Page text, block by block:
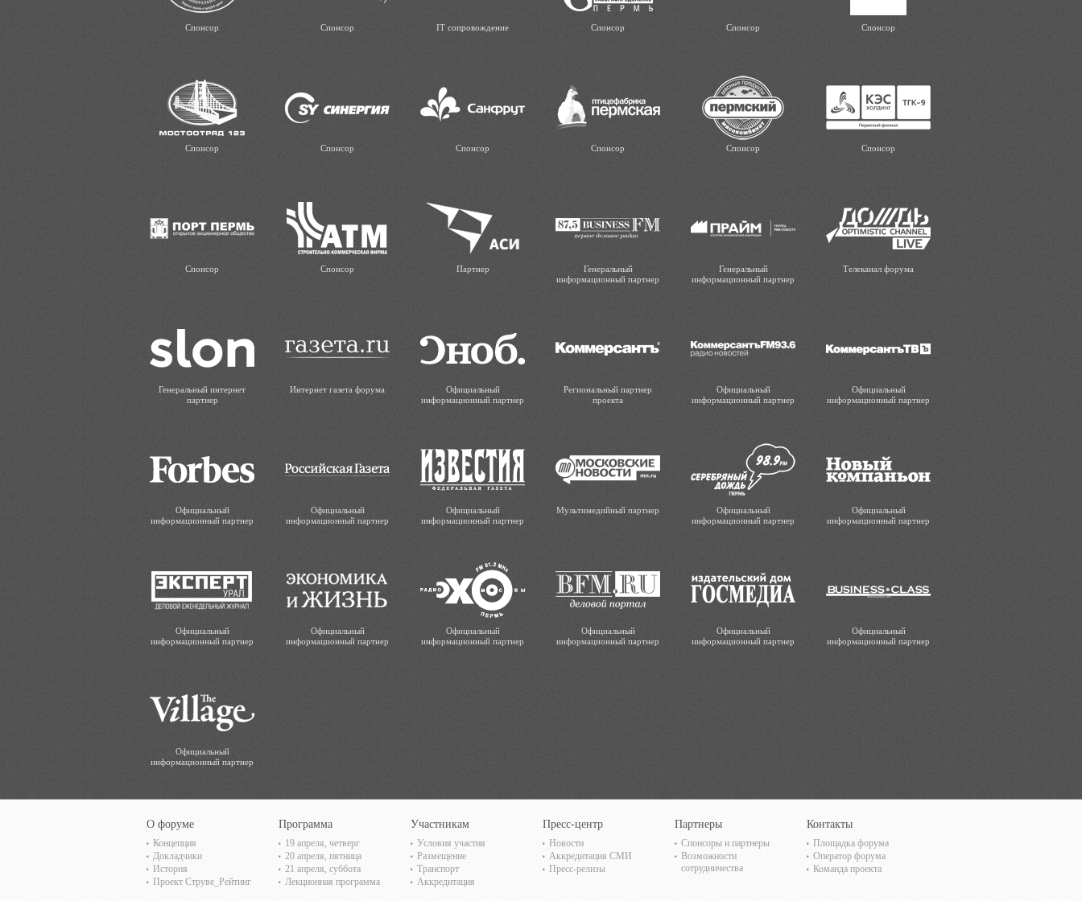
Спонсор Спонсор IT сопровождение Спонсор Спонсор Спонсор
Спонсор Спонсор Спонсор Спонсор Спонсор Спонсор
Спонсор Спонсор Партнер
Генеральный
информационный партнер
Генеральный
информационный партнер
Телеканал форума
Генеральный интернет
партнер
Интернет газета форума
Официальный
информационный партнер
Региональный партнер
проекта
Официальный
информационный партнер
Официальный
информационный партнер
Официальный
информационный партнер
Официальный
информационный партнер
Официальный
информационный партнер
Мультимедийный партнер
Официальный
информационный партнер
Официальный
информационный партнер
Официальный
информационный партнер
Официальный
информационный партнер
Официальный
информационный партнер
Официальный
информационный партнер
Официальный
информационный партнер
Официальный
информационный партнер
Официальный
информационный партнер
О форуме
Концепция
Докладчики
История
Проект Струве_Рейтинг
Программа
19 апреля, четверг
20 апреля, пятница
21 апреля, суббота
Лекционная программа
Участникам
Условия участия
Размещение
Транспорт
Аккредитация
Пресс-центр
Новости
Аккредитация СМИ
Пресс-релизы
Партнеры
Спонсоры и партнеры
Возможности
сотрудничества
Контакты
Площадка форума
Оператор форума
Команда проекта